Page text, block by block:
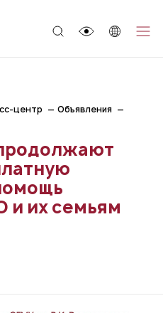
центр
Объявления
и их семьям